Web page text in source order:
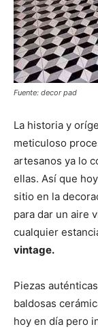
Fuente: decor pad
La historia y
meticuloso
artesanos ya lo
ellas. Así que
sitio en la
para dar un aire
cualquier
vintage.
Piezas
baldosas
hoy en día pero